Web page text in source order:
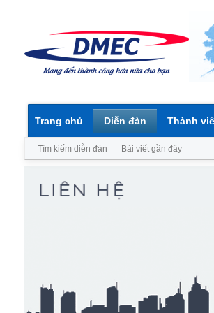
Trang chủ Diễn đàn
Tìm kiếm diễn đàn Bài viết gần đây
Thành